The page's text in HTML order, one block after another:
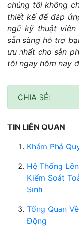
chúng tôi không
thiết kế để đáp
ngũ kỹ thuật viên
sẵn sàng hỗ trợ
ưu nhất cho sản
tôi ngay hôm nay
CHIA SẺ:
TIN LIÊN QUAN
Khám Phá
Hệ Thống
Kiểm Soát
Sinh
Tổng Quan
Động